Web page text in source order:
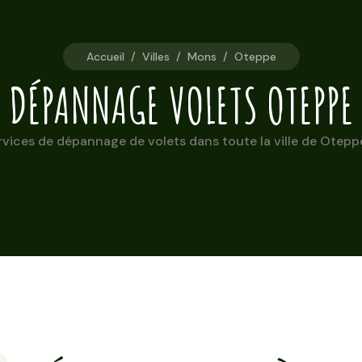
Accueil / Villes / Mons / Oteppe
DÉPANNAGE VOLETS OTEPPE
de dépannage de volets dans toute la ville de